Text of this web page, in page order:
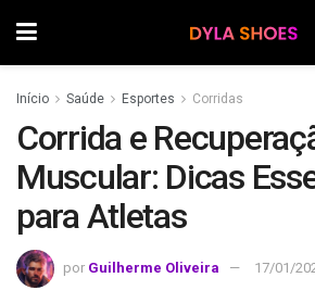
Início Saúde Esportes Corridas
Corrida e
Muscular: Dicas
para Atletas
por Guilherme Oliveira 17/01/